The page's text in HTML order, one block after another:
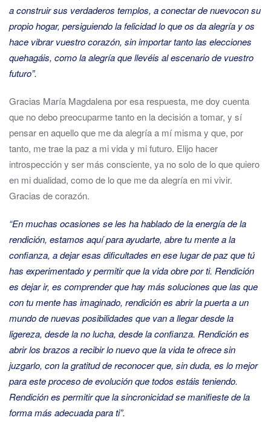
a construir sus verdaderos templos, a conectar de nuevocon su
propio hogar, persiguiendo la felicidad lo que os da alegría y os
hace vibrar vuestro corazón, sin importar tanto las elecciones
quehagáis, como la alegría que llevéis al escenario de vuestro
futuro”.
Gracias María Magdalena por esa respuesta, me doy cuenta
que no debo preocuparme tanto en la decisión a tomar, y sí
pensar en aquello que me da alegría a mí misma y que, por
tanto, me trae la paz a mi vida y mi futuro. Elijo hacer
introspección y ser más consciente, ya no solo de lo que quiero
en mi dualidad, como de lo que me da alegría en mi vivir.
Gracias de corazón.
“En muchas ocasiones se les ha hablado de la energía de la
rendición, estamos aquí para ayudarte, abre tu mente a la
confianza, a dejar esas dificultades en ese lugar de paz que tú
has experimentado y permitir que la vida obre por ti. Rendición
es dejar ir, es comprender que hay más soluciones que las que
con tu mente has imaginado, rendición es abrir la puerta a un
mundo de nuevas posibilidades que van a llegar desde la
ligereza, desde la no lucha, desde la confianza. Rendición es
abrir los brazos a recibir lo nuevo que la vida te ofrece sin
juzgarlo, con la gratitud de reconocer que, sin duda, es lo mejor
para este proceso de evolución que todos estáis teniendo.
Rendición es permitir que la sincronicidad se manifieste de la
forma más adecuada para ti”.